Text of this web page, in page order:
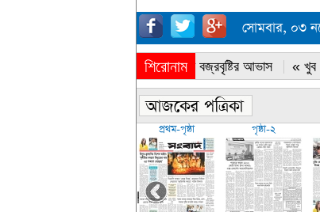
সোমবার, ০৩
শিরোনাম
« সারাদেশে বজ্রবৃষ্টির আভাস « খুব
প্রথম-পৃষ্ঠা পৃষ্ঠা-২